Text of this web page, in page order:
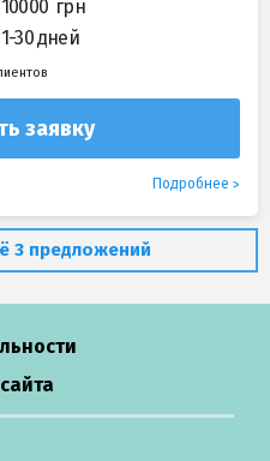
10000
1-30 дней
заявку
Подробнее
3 предложений